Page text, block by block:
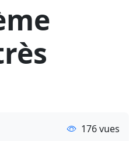
176 vues